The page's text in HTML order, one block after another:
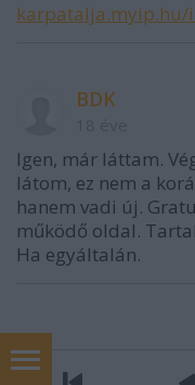
karpatalja.myip.hu/
BDK
Igen, már láttam.
látom, ez nem a
hanem vadi új.
működő oldal.
Ha egyáltalán.